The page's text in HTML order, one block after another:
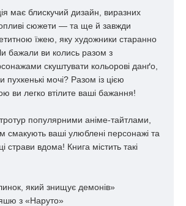
має блискучий дизайн, виразних
сюжети — та ще й завжди
їжею, яку художники старанно
бажали ви колись разом з
скуштувати кольорові данґо,
пухкенькі мочі? Разом із цією
ви легко втілите ваші бажання!
популярними аніме-тайтлами,
смакують ваші улюблені персонажі та
страви вдома! Книга містить такі
який знищує демонів»
з «Наруто»